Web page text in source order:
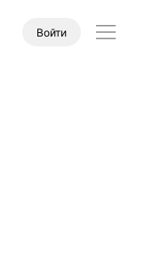
Войти